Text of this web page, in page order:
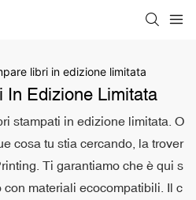
libri in edizione limitata
In Edizione Limitata
stampati in edizione limitata. O
cosa tu stia cercando, la trover
Ti garantiamo che è qui s
materiali ecocompatibili. Il c